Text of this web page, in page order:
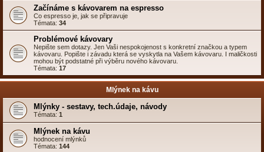
Začínáme s kávovarem na espresso
Co espresso je, jak se připravuje
Témata: 34
Problémové kávovary
Nepište sem dotazy. Jen Vaši nespokojenost s konkretní značkou a typem
kávovaru. Popište i závadu která se vyskytla na Vašem kávovaru. I maličkosti
mohou být podstatné při výběru nového kávovaru.
Témata: 17
Mlýnek na kávu
Mlýnky - sestavy, tech.údaje, návody
Témata: 1
Mlýnek na kávu
hodnocení mlýnků
Témata: 144